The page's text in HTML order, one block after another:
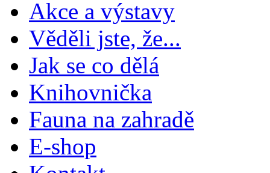
Akce a výstavy
Věděli jste, že...
Jak se co dělá
Knihovnička
Fauna na zahradě
E-shop